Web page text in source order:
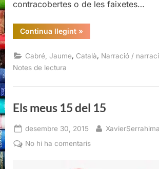
contracobertes o de les faixetes…
Continua llegint“Quan
arriba
penombra,
Jaume
»
Cabré, Jaume Català Narració /
Notes de lectura
Els meus 15 del 15
Posted
on
desembre 30, 2015 By
XavierSerrahima
No hi ha comentarisa